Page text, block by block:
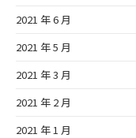
2021 年 6 月
2021 年 5 月
2021 年 3 月
2021 年 2 月
2021 年 1 月